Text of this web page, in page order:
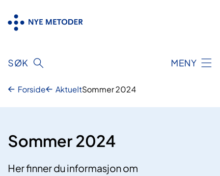
innhold
SØK MENY
Forside AktueltSommer 2024
Sommer 2024
Her finner du informasjon om